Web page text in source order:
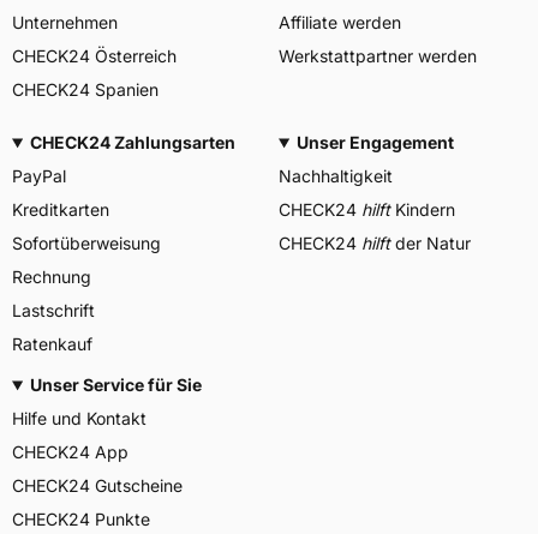
Unternehmen
CHECK24 Österreich
CHECK24 Spanien
Affiliate werden
Werkstattpartner werden
CHECK24 Zahlungsarten
PayPal
Kreditkarten
Sofortüberweisung
Rechnung
Lastschrift
Ratenkauf
Unser Engagement
Nachhaltigkeit
CHECK24 hilftKindern
CHECK24 hilftder Natur
Unser Service für Sie
Hilfe und Kontakt
CHECK24 App
CHECK24 Gutscheine
CHECK24 Punkte